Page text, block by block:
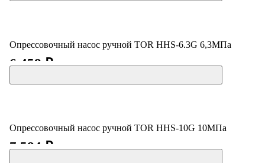
Опрессовочный насос ручной TOR HHS-6.3G 6,3МПа
6 458 ₽
Опрессовочный насос ручной TOR HHS-10G 10МПа
7 584 ₽